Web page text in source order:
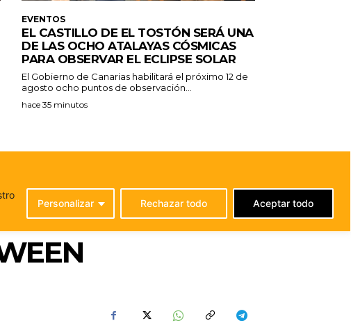
EVENTOS
EL CASTILLO DE EL TOSTÓN SERÁ UNA
DE LAS OCHO ATALAYAS CÓSMICAS
PARA OBSERVAR EL ECLIPSE SOLAR
El Gobierno de Canarias habilitará el próximo 12 de
agosto ocho puntos de observación...
hace 35 minutos